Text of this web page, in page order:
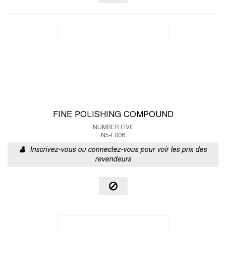
FINE POLISHING COMPOUND
NUMBER FIVE
N5-F006
Inscrivez-vous ou connectez-vous pour voir les prix des
revendeurs